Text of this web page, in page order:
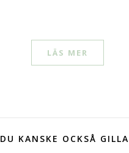
LÄS MER
DU KANSKE OCKSÅ